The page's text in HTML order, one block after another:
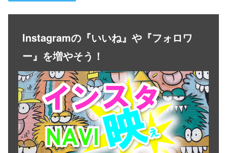
Instagramの『いいね』や『フォロワ
ー』を増やそう！